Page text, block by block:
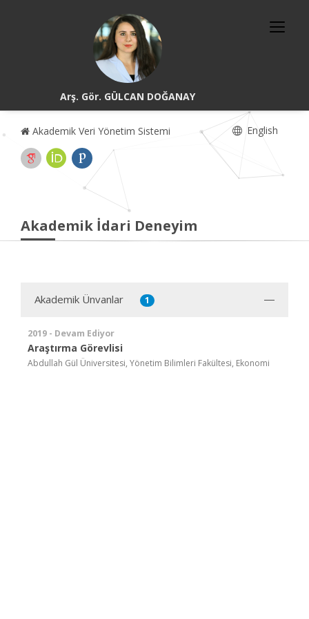
Arş. Gör. GÜLCAN DOĞANAY
Akademik Veri Yönetim Sistemi English
Akademik İdari Deneyim
Akademik Ünvanlar 1
2019 - Devam Ediyor
Araştırma Görevlisi
Abdullah Gül Üniversitesi, Yönetim Bilimleri Fakültesi, Ekonomi